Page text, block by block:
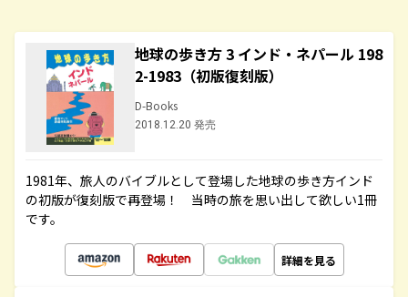
地球の歩き方 3 インド・ネパール 198
2-1983（初版復刻版）
D-Books
2018.12.20 発売
1981年、旅人のバイブルとして登場した地球の歩き方インド
の初版が復刻版で再登場！ 当時の旅を思い出して欲しい1冊
です。
詳細を見る